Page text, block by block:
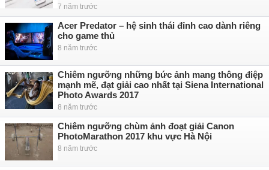
7 năm trước
Acer Predator – hệ sinh thái đỉnh cao dành riêng
cho game thủ
8 năm trước
Chiêm ngưỡng những bức ảnh mang thông điệp
mạnh mẽ, đạt giải cao nhất tại Siena International
Photo Awards 2017
8 năm trước
Chiêm ngưỡng chùm ảnh đoạt giải Canon
PhotoMarathon 2017 khu vực Hà Nội
8 năm trước